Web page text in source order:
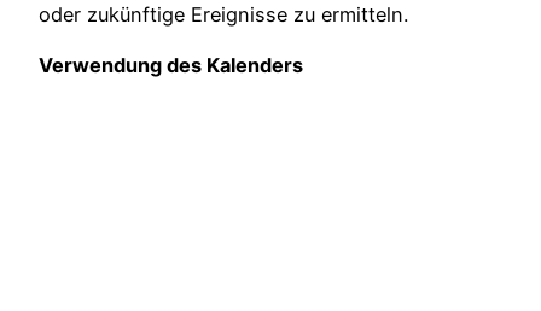
oder zukünftige Ereignisse zu ermitteln.
Verwendung des Kalenders